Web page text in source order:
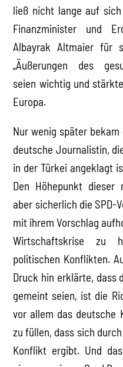
ließ nicht lange auf
Finanzminister und
Albayrak Altmaier für
„Äußerungen des
seien wichtig und
Europa.
Nur wenig später
deutsche Journalistin,
in der Türkei angeklagt
Den Höhepunkt dieser
aber sicherlich die SPD-
mit ihrem Vorschlag
Wirtschaftskrise zu
politischen Konflikten.
Druck hin erklärte, dass
gemeint seien, ist die
vor allem das deutsche
zu füllen, dass sich
Konflikt ergibt. Und